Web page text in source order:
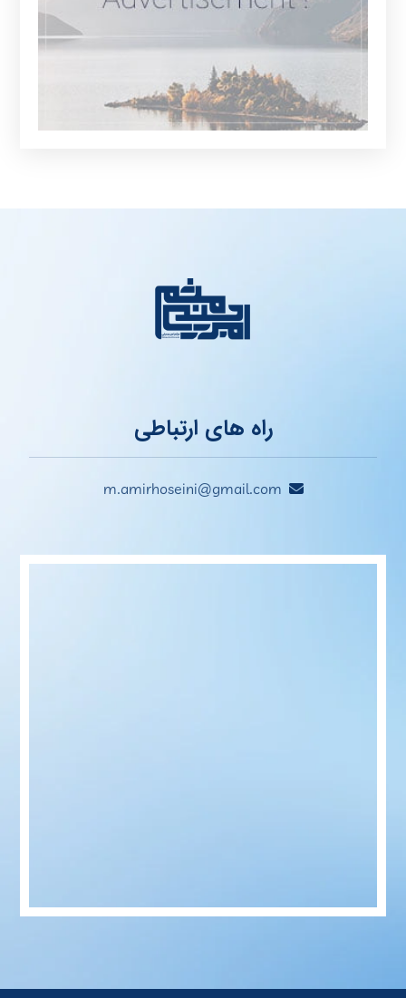
راه های ارتباطی
m.amirhoseini@gmail.com